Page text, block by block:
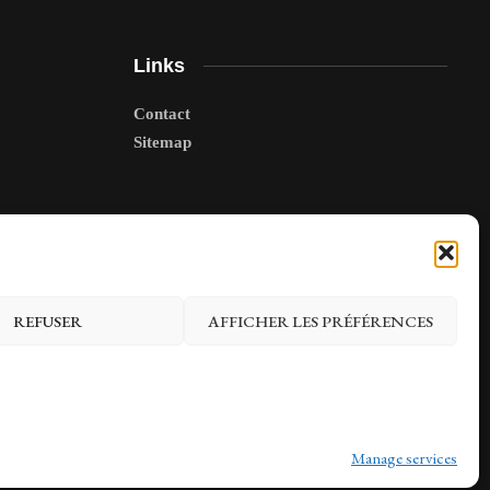
Manage services
REFUSER AFFICHER LES PRÉFÉRENCES
Links
Contact
Sitemap